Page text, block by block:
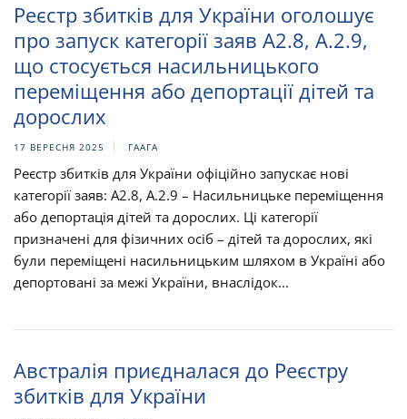
Реєстр збитків для України оголошує
про запуск категорії заяв A2.8, А.2.9,
що стосується насильницького
переміщення або депортації дітей та
дорослих
17 ВЕРЕСНЯ 2025 ГААГА
Реєстр збитків для України офіційно запускає нові
категорії заяв: A2.8, А.2.9 – Насильницьке переміщення
або депортація дітей та дорослих. Ці категорії
призначені для фізичних осіб – дітей та дорослих, які
були переміщені насильницьким шляхом в Україні або
депортовані за межі України, внаслідок...
Австралія приєдналася до Реєстру
збитків для України